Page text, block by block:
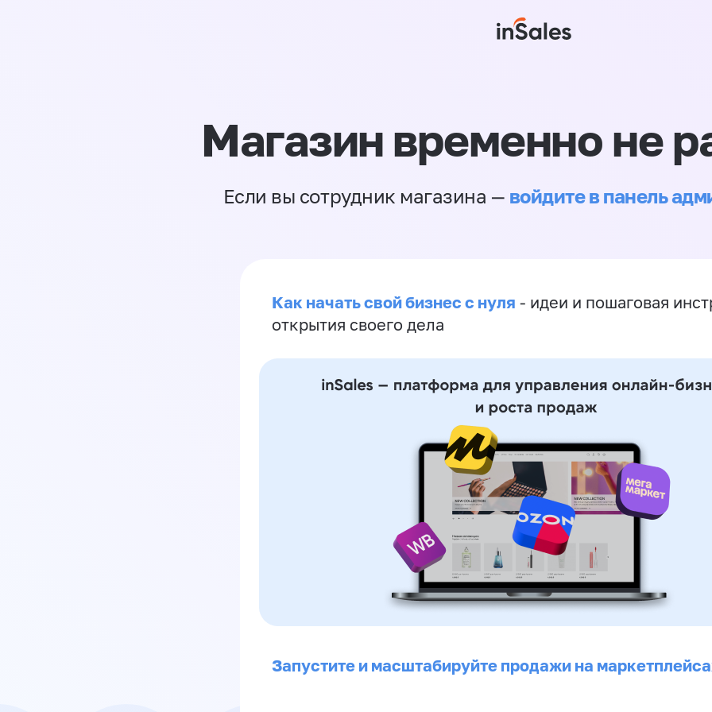
Магазин временно не
Если вы сотрудник магазина — войдите в панель
Как начать свой бизнес с нуля - идеи и пошаговая
открытия своего дела
Запустите и масштабируйте продажи на